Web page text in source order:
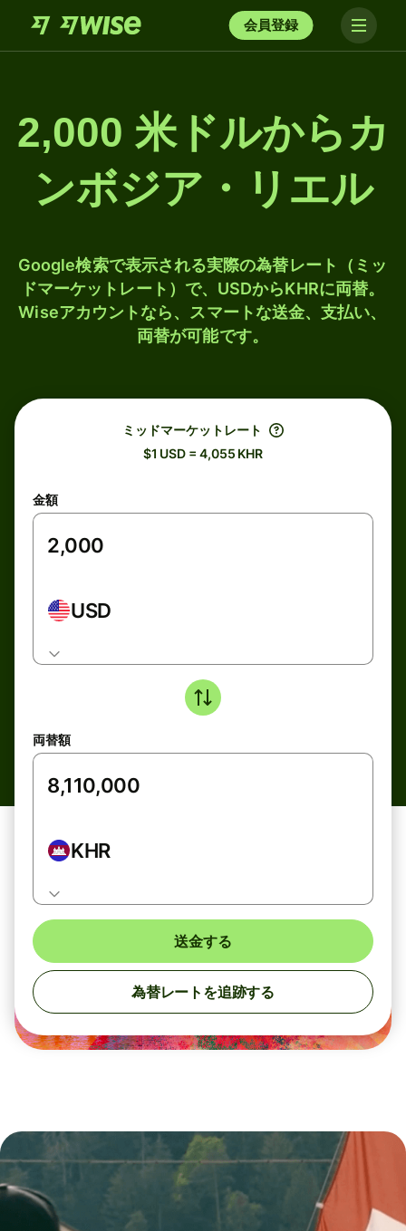
会員登録
2,000 米ドルからカ
ンボジア・リエル
Google検索で表示される実際の為替レート（ミッ
ドマーケットレート）で、USDからKHRに両替。
Wiseアカウントなら、スマートな送金、支払い、
両替が可能です。
ミッドマーケットレート
$1 USD = 4,055 KHR
金額
USD
両替額
KHR
送金する
為替レートを追跡する